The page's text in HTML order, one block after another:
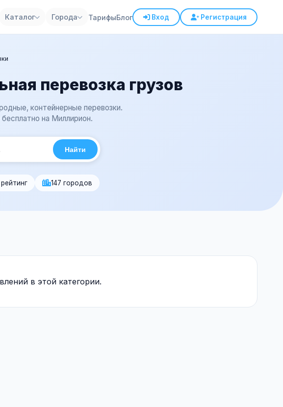
Каталог Города ТарифыБлог Вход Регистрация
перевозка грузов
контейнерные перевозки.
на Миллирион.
Найти
147 городов
в этой категории.